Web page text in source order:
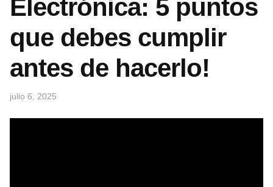
Electrónica: 5 puntos
que debes cumplir
antes de hacerlo!
julio 6, 2025